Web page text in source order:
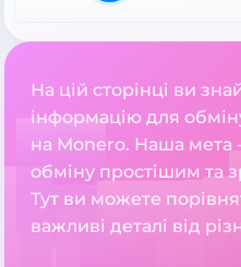
На цій сторінці ви
інформацію для
на Monero. Наша мета
обміну простішим та
Тут ви можете
важливі деталі від